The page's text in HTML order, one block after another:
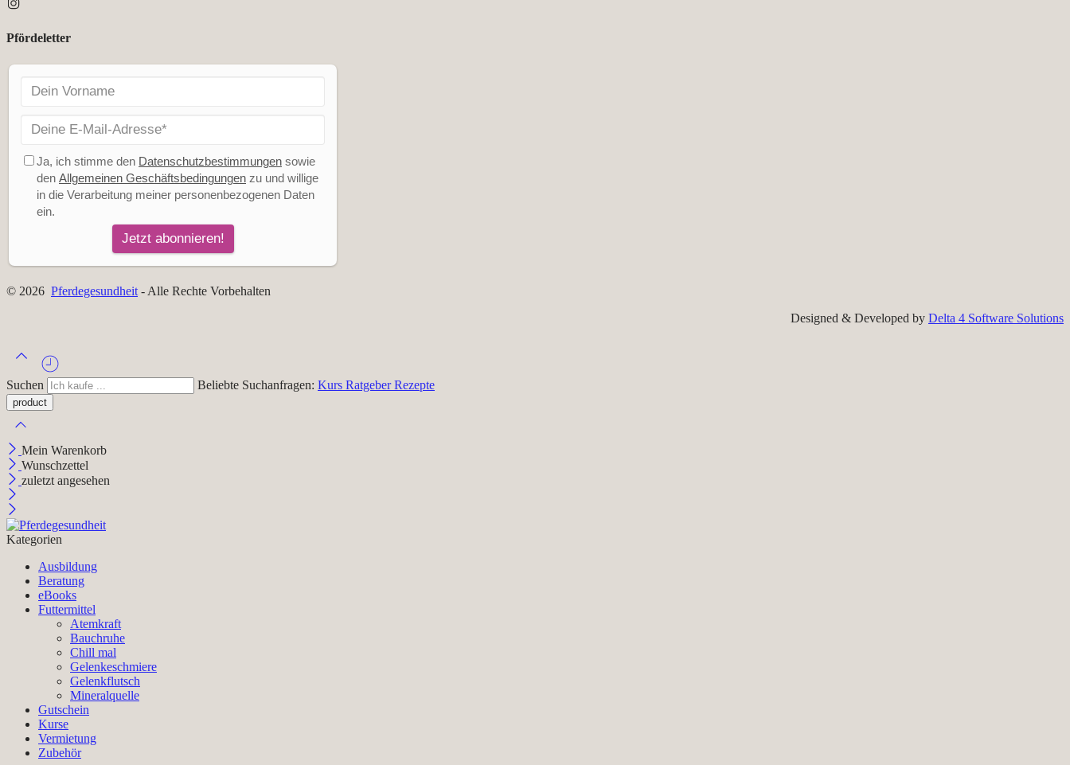
Pfördeletter
© 2026 Pferdegesundheit - Alle Rechte Vorbehalten
Designed & Developed by Delta 4 Software Solutions
Suchen Beliebte Suchanfragen: Kurs RatgeberRezepte
Mein Warenkorb
Wunschzettel
zuletzt angesehen
Kategorien
Ausbildung
Beratung
eBooks
Futtermittel
Atemkraft
Bauchruhe
Chill mal
Gelenkeschmiere
Gelenkflutsch
Mineralquelle
Gutschein
Kurse
Vermietung
Zubehör